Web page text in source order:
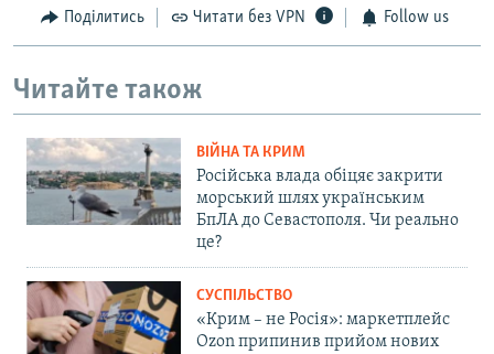
Поділитись Читати без VPN Follow us
Читайте також
ВІЙНА ТА КРИМ
Російська влада обіцяє закрити
морський шлях українським
БпЛА до Севастополя. Чи реально
це?
СУСПІЛЬСТВО
«Крим – не Росія»: маркетплейс
Ozon припинив прийом нових